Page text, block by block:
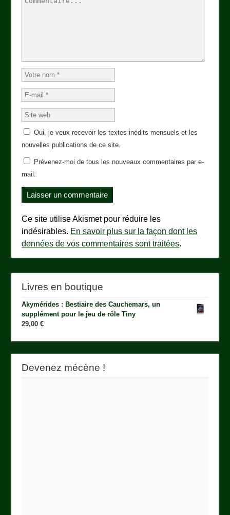
Oui, je veux recevoir les textes inédits mensuels et les
nouvelles publications de ce site.
Prévenez-moi de tous les nouveaux commentaires par e-
mail.
Ce site utilise Akismet pour réduire les
indésirables. En savoir plus sur la façon dont les
données de vos commentaires sont traitées.
Livres en boutique
Akymérides : Bestiaire des Cauchemars, un
supplément pour le jeu de rôle Tiny
29,00€
Devenez mécène !